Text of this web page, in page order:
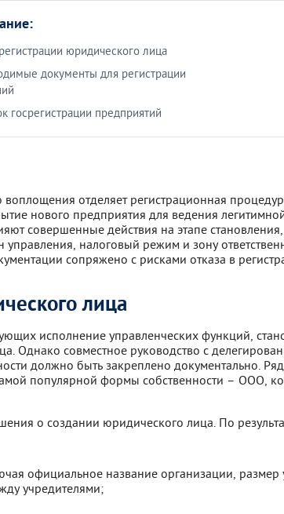
юридического лица
документы для регистрации
госрегистрации предприятий
отделяет регистрационная
нового предприятия для ведения
совершенные действия на этапе становления,
налоговый режим и зону
сопряжено с рисками отказа в
лица
исполнение управленческих функций,
Однако совместное руководство с
должно быть закреплено документально.
популярной формы собственности – ООО,
о создании юридического лица. По
официальное название организации, размер
учредителями;